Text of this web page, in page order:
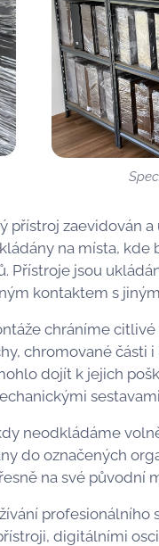
přístroj zaevidován
na místa,
Přístroje jsou
kontaktem s
chráníme
chromované části
dojít k jejich
neodkládáme
do označených
na své původní
profesionálního
digitálními